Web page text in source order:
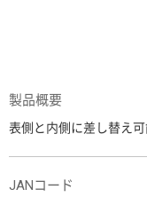
製品概要
表側と内側に差し替え
JANコード